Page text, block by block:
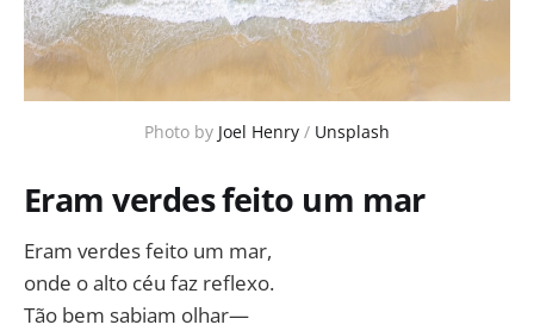
Photo by Joel Henry / Unsplash
Eram verdes feito um mar
Eram verdes feito um mar,
onde o alto céu faz reflexo.
Tão bem sabiam olhar—